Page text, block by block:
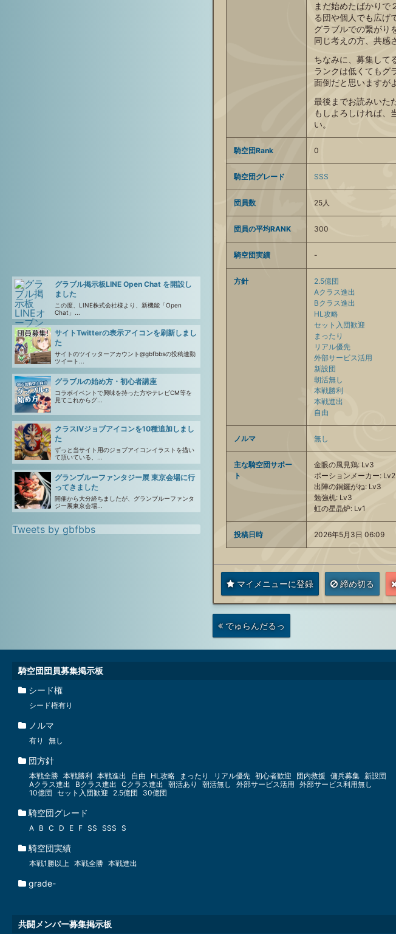
グラブル掲示板LINE Open Chat を開設し
ました
この度、LINE株式会社様より、新機能「Open
Chat」...
サイトTwitterの表示アイコンを刷新しまし
た
サイトのツイッターアカウント@gbfbbsの投稿連動
ツイート...
グラブルの始め方・初心者講座
コラボイベントで興味を持った方やテレビCM等を
見てこれからグ...
クラスⅣジョブアイコンを10種追加しまし
た
ずっと当サイト用のジョブアイコンイラストを描い
て頂いている、...
グランブルーファンタジー展 東京会場に行
ってきました
開催から大分経ちましたが、グランブルーファンタ
ジー展東京会場...
Tweets by gbfbbs
まだ始めたばかりで
る団や個人でも広げ
グラブルでの繋がり
同じ考えの方、共感
ちなみに、募集して
ランクは低くてもグ
面倒だと思いますが
最後までお読みいた
もしよろしければ、
い。
騎空団Rank 0
騎空団グレード SSS
団員数 25人
団員の平均RANK 300
騎空団実績 -
方針
2.5億団
Aクラス進出
Bクラス進出
HL攻略
セット入団歓迎
まったり
リアル優先
外部サービス活用
新設団
朝活無し
本戦勝利
本戦進出
自由
ノルマ 無し
主な騎空団サポー
ト
金眼の風見鶏: Lv3
ポーションメーカー: Lv2
出陣の銅鑼がね: Lv3
勉強机: Lv3
虹の星晶炉: Lv1
投稿日時 2026年5月3日 06:09
マイメニューに登録 締め切る
次
の
投
でゅらんだるっ
騎空団団員募集掲示板
シード権
シード権有り
ノルマ
有り 無し
団方針
本戦全勝 本戦勝利 本戦進出 自由 HL攻略 まったり リアル優先 初心者歓迎 団内救援 傭兵募集 新設団
Aクラス進出
Bクラス進出 Cクラス進出 朝活あり 朝活無し 外部サービス活用 外部サービス利用無し
10億団 セット入団歓迎 2.5億団 30億団
騎空団グレード
A B C D E F SS SSS S
騎空団実績
本戦1勝以上 本戦全勝 本戦進出
grade-
共闘メンバー募集掲示板